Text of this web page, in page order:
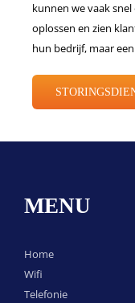
kunnen we vaak
oplossen en zien
hun bedrijf, maar
MENU
Home
Wifi
Telefonie